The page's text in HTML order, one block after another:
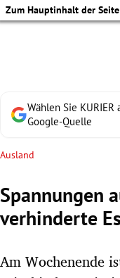
Zum Hauptinhalt der Seite
Wählen Sie KURIER
Google-Quelle
Ausland
Spannungen
verhinderte
Am Wochenende